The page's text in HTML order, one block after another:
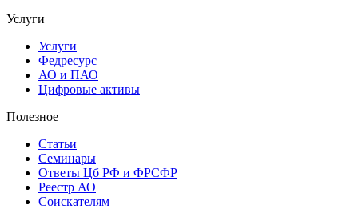
Услуги
Услуги
Федресурс
АО и ПАО
Цифровые активы
Полезное
Статьи
Cеминары
Ответы Цб РФ и ФРСФР
Реестр АО
Соискателям